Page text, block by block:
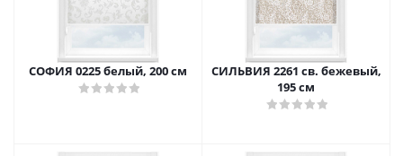
СОФИЯ 0225 белый, 200 см
СИЛЬВИЯ 2261 св. бежевый,
195 см